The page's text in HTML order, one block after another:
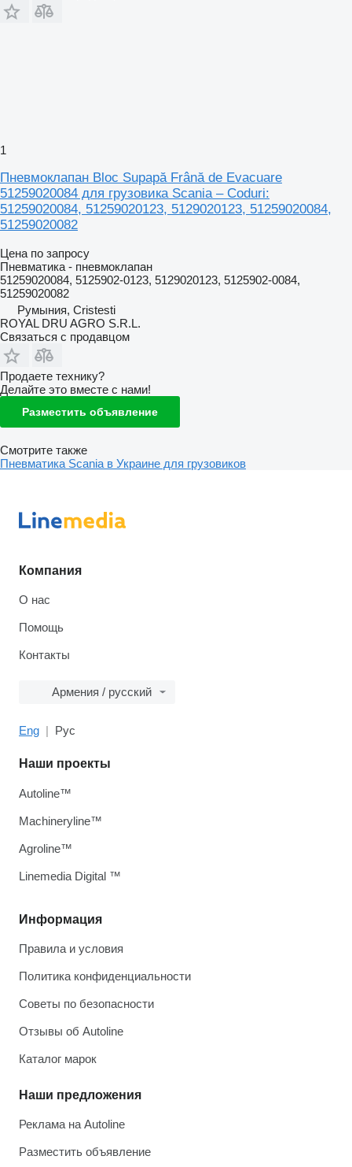
1
Пневмоклапан Bloc Supapă Frână de Evacuare
51259020084 для грузовика Scania – Coduri:
51259020084, 51259020123, 5129020123, 51259020084,
51259020082
Цена по запросу
Пневматика - пневмоклапан
51259020084, 5125902-0123, 5129020123, 5125902-0084,
51259020082
Румыния, Cristesti
ROYAL DRU AGRO S.R.L.
Связаться с продавцом
Продаете технику?
Делайте это вместе с нами!
Разместить объявление
Смотрите также
Пневматика Scania в Украине для грузовиков
Компания
О нас
Помощь
Контакты
Армения / русский
Eng Рус
Информация
Правила и условия
Политика конфиденциальности
Советы по безопасности
Отзывы об Autoline
Каталог марок
Наши предложения
Реклама на Autoline
Разместить объявление
Наши проекты
Autoline™
Machineryline™
Agroline™
Linemedia Digital ™